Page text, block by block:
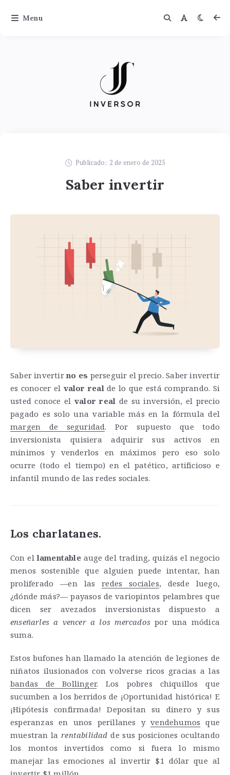
Publicado: 2 de enero de 2025
Saber invertir
Saber invertirno es perseguir el precio. Saber invertir
es conocer el valor realde lo que está comprando. Si
usted conoce el valor real de su inversión, el precio
pagado es solo una variable más en la fórmula del
margen de seguridad. Por supuesto que todo
inversionista quisiera adquirir sus activos en
mínimos y venderlos en máximos pero eso solo
ocurre (todo el tiempo) en el patético, artificioso e
infantil mundo de las redes sociales.
Los charlatanes.
Con ellamentableauge del trading, quizás el negocio
menos sostenible que alguien puede intentar, han
proliferado —en lasredes sociales, desde luego,
¿dónde más?— payasos de variopintos pelambres que
dicen ser avezados inversionistas dispuesto a
enseñarles a vencer a los mercadospor una módica
suma.
Estos bufones han llamado la atención de legiones de
niñatos ilusionados con volverse ricos gracias a las
bandas de Bollinger. Los pobres chiquillos que
sucumben a los berridos de ¡Oportunidad histórica! E
¡Hipótesis confirmada! Depositan su dinero y sus
esperanzas en unos perillanes yvendehumos que
muestran larentabilidad de sus posiciones ocultando
los montos invertidos como si fuera lo mismo
manejar las emociones al invertir $1 dólar que al
Menu